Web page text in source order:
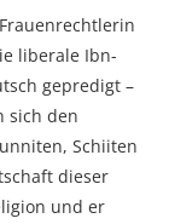
liberale Ibn-
gepredigt –
sich den
Schiiten
dieser
und er